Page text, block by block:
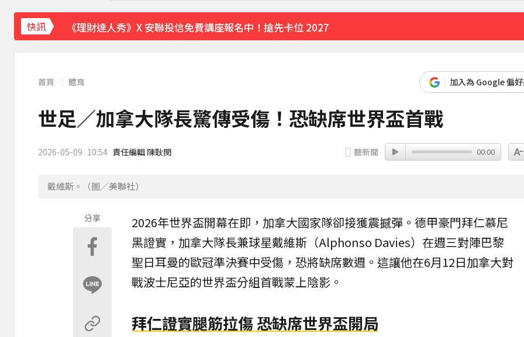
快訊
《理財達人秀》X 安聯投信免費講座報名中！搶先卡位 2027
首頁 體育 加入為 Google 偏
世足／加拿大隊長驚傳受傷！恐缺席世界盃首戰
2026-05-09 10:54 責任編輯 陳耿閔 聽新聞 00:00
戴維斯。（圖／美聯社）
分享 2026年世界盃開幕在即， 加拿大國家隊卻接獲震撼彈。德甲豪門拜仁慕尼
黑證實，加拿大隊長兼球星戴維斯（Alphonso Davies）在週三對陣巴黎
聖日耳曼的歐冠準決賽中受傷 ，恐將缺席數週。這讓他在6月12日加拿大對
戰波士尼亞的世界盃分組首戰蒙上陰影。
拜仁證實腿筋拉傷 恐缺席世界盃開局